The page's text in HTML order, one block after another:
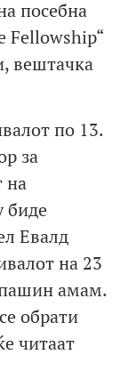
посебна
Fellowship“
вештачка
по 13.
за
на
биде
Евалд
на 23
пашин амам.
обрати
читаат